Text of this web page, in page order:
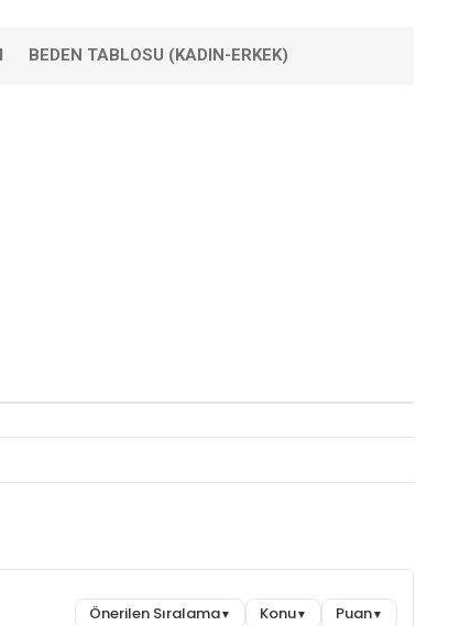
BEDEN TABLOSU (KADIN-ERKEK)
Önerilen Sıralama▼ Konu▼ Puan▼